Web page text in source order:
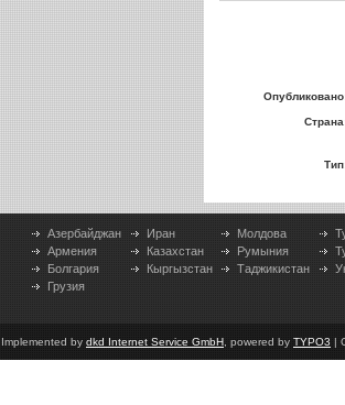
Азербайджан
Армения
Болгария
Грузия
Иран
Казахстан
Кыргызстан
Молдова
Румыния
Таджикистан
Implemented by dkd Internet Service GmbH , powered by TYPO3 |